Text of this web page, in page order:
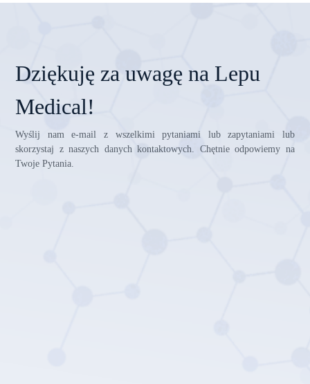
Dziękuję za uwagę na Lepu
Medical!
Wyślij nam e-mail z wszelkimi pytaniami lub zapytaniami lub
skorzystaj z naszych danych kontaktowych. Chętnie odpowiemy na
Twoje Pytania.